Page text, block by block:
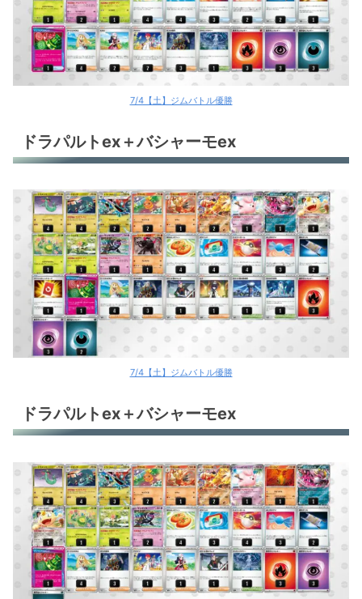
7/4【土】ジムバトル優勝
ドラパルトex＋バシャーモex
7/4【土】ジムバトル優勝
ドラパルトex＋バシャーモex